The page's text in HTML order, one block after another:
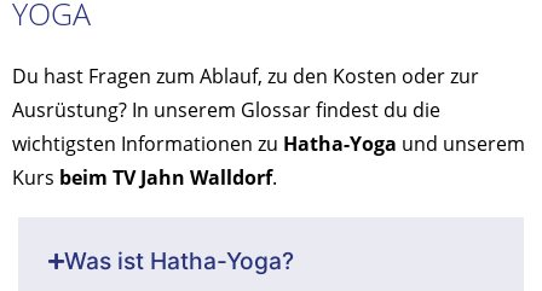
YOGA
Du hast Fragen zum Ablauf, zu den Kosten oder zur
Ausrüstung? In unserem Glossar findest du die
wichtigsten Informationen zu Hatha-Yoga und unserem
Kurs beim TV Jahn Walldorf.
Was ist Hatha-Yoga?